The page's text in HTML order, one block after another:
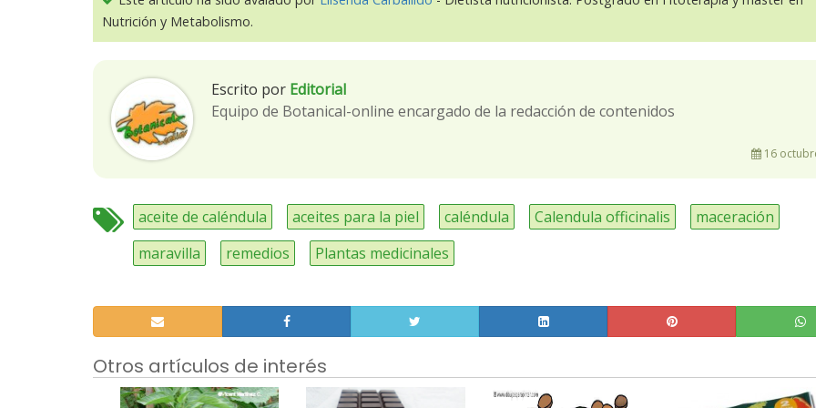
Nutrición y Metabolismo.
Escrito por Editorial
Equipo de Botanical-online encargado de la redacción de contenidos
16
aceite de caléndula aceites para la piel caléndula Calendula officinalis
maceración
maravilla
remedios Plantas medicinales
Otros artículos de interés